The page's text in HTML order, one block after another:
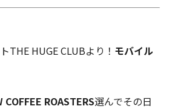
THE HUGE CLUBより！ モバイル
COFFEE ROASTERS選んでその日